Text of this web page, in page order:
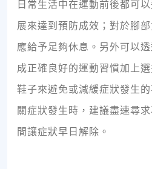
日常生活中在運動前後都可
展來達到預防成效；對於腳
應給予足夠休息。另外可以
成正確良好的運動習慣加上
鞋子來避免或減緩症狀發生
關症狀發生時，建議盡速尋
間讓症狀早日解除。